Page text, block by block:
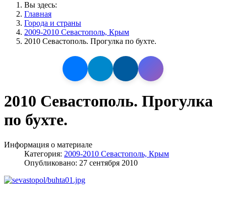
Вы здесь:
Главная
Города и страны
2009-2010 Севастополь, Крым
2010 Севастополь. Прогулка по бухте.
2010 Севастополь. Прогулка
по бухте.
Информация о материале
Категория: 2009-2010 Севастополь, Крым
Опубликовано: 27 сентября 2010